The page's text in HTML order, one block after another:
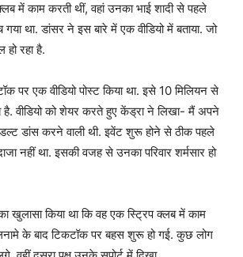
में काम करती थीं, वहां उनका भाई शादी से पहले
गया था. डांसर ने इस बारे में एक वीडियो में बताया. जो
हो रहा है.
पर एक वीडियो पोस्ट किया था. इसे 10 मिलियन से
है. वीडियो को शेयर करते हुए केंड्रा ने लिखा- मैं अपने
डांस करने वाली थी. इवेंट शुरू होने से ठीक पहले
नहीं था. इसकी वजह से उनका परिवार शर्मसार हो
खुलासा किया था कि वह एक स्ट्रिप क्लब में काम
के बाद टिकटॉक पर बहस शुरू हो गई. कुछ लोग